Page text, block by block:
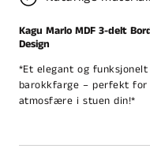
Kagu Marlo MDF 3-delt
Design
*Et elegant og
barokkfarge – perfekt for
atmosfære i stuen din!*